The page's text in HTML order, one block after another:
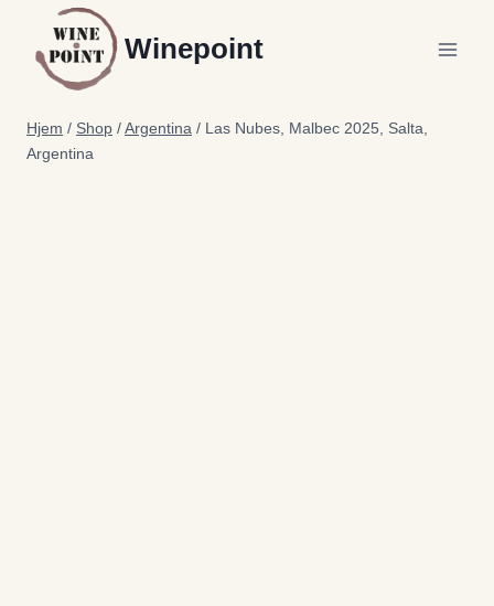
Fortsæt
indhold
Winepoint
Hjem / Shop /Argentina / Las Nubes, Malbec 2025, Salta,
Argentina